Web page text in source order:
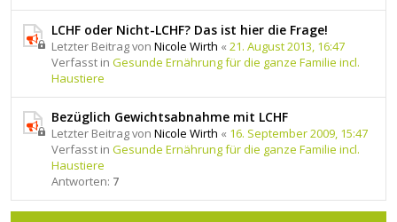
LCHF oder Nicht-LCHF? Das ist hier die Frage!
Letzter Beitrag von Nicole Wirth « 21. August 2013, 16:47
Verfasst in Gesunde Ernährung für die ganze Familie incl.
Haustiere
Bezüglich Gewichtsabnahme mit LCHF
Letzter Beitrag von Nicole Wirth « 16. September 2009, 15:47
Verfasst in Gesunde Ernährung für die ganze Familie incl.
Haustiere
Antworten: 7